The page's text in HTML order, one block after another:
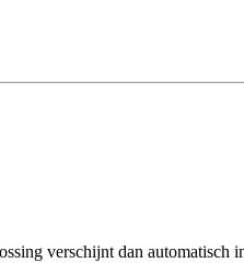
verschijnt dan automatisch